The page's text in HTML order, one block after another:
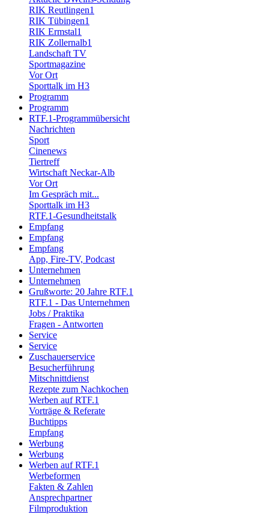
RIK Reutlingen1
RIK Tübingen1
RIK Ermstal1
RIK Zollernalb1
Landschaft TV
Sportmagazine
Vor Ort
Sporttalk im H3
Programm
Programm
RTF.1-Programmübersicht
Nachrichten
Sport
Cinenews
Tiertreff
Wirtschaft Neckar-Alb
Vor Ort
Im Gespräch mit...
Sporttalk im H3
RTF.1-Gesundheitstalk
Empfang
Empfang
Empfang
App, Fire-TV, Podcast
Unternehmen
Unternehmen
Grußworte: 20 Jahre RTF.1
RTF.1 - Das Unternehmen
Jobs / Praktika
Fragen - Antworten
Service
Service
Zuschauerservice
Besucherführung
Mitschnittdienst
Rezepte zum Nachkochen
Werben auf RTF.1
Vorträge & Referate
Buchtipps
Empfang
Werbung
Werbung
Werben auf RTF.1
Werbeformen
Fakten & Zahlen
Ansprechpartner
Filmproduktion